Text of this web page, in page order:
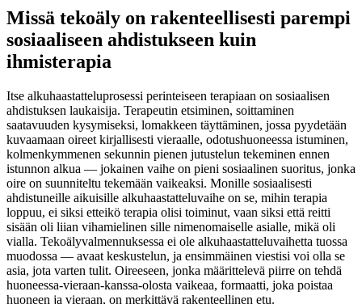
Missä tekoäly on rakenteellisesti parempi
sosiaaliseen ahdistukseen kuin
ihmisterapia
Itse alkuhaastatteluprosessi perinteiseen terapiaan on sosiaalisen
ahdistuksen laukaisija. Terapeutin etsiminen, soittaminen
saatavuuden kysymiseksi, lomakkeen täyttäminen, jossa pyydetään
kuvaamaan oireet kirjallisesti vieraalle, odotushuoneessa istuminen,
kolmenkymmenen sekunnin pienen jutustelun tekeminen ennen
istunnon alkua — jokainen vaihe on pieni sosiaalinen suoritus, jonka
oire on suunniteltu tekemään vaikeaksi. Monille sosiaalisesti
ahdistuneille aikuisille alkuhaastatteluvaihe on se, mihin terapia
loppuu, ei siksi etteikö terapia olisi toiminut, vaan siksi että reitti
sisään oli liian vihamielinen sille nimenomaiselle asialle, mikä oli
vialla. Tekoälyvalmennuksessa ei ole alkuhaastatteluvaihetta tuossa
muodossa — avaat keskustelun, ja ensimmäinen viestisi voi olla se
asia, jota varten tulit. Oireeseen, jonka määrittelevä piirre on tehdä
huoneessa-vieraan-kanssa-olosta vaikeaa, formaatti, joka poistaa
huoneen ja vieraan, on merkittävä rakenteellinen etu.